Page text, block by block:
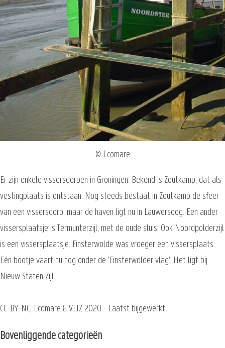
© Ecomare
Er zijn enkele vissersdorpen in Groningen. Bekend is Zoutkamp, dat als
vestingplaats is ontstaan. Nog steeds bestaat in Zoutkamp de sfeer
van een vissersdorp, maar de haven ligt nu in Lauwersoog. Een ander
vissersplaatsje is Termunterzijl, met de oude sluis. Ook Noordpolderzijl
is een vissersplaatsje. Finsterwolde was vroeger een vissersplaats.
Eén bootje vaart nu nog onder de 'Finsterwolder vlag'. Het ligt bij
Nieuw Staten Zijl.
CC-BY-NC, Ecomare & VLIZ 2020 - Laatst bijgewerkt:
Bovenliggende categorieën